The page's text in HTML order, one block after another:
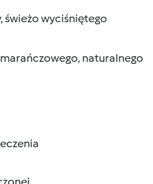
świeżo wyciśniętego
naturalnego